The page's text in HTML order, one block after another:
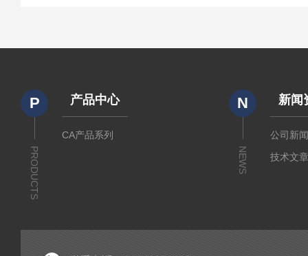
P
PRODUCTS
产品中心
CA产品系列
N
NEWS
新闻
公司新
技术文